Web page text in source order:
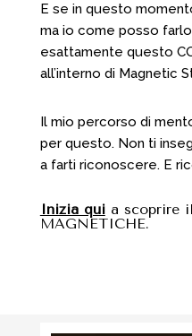
E se in questo
ma io come posso farlo
esattamente questo
all’interno di Magnetic
Il mio percorso di
per questo. Non ti
a farti riconoscere. E
Inizia quia scoprire
MAGNETICHE.